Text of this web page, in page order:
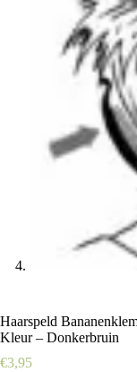
Haarspeld
Kleur – Donkerbruin
€3,95